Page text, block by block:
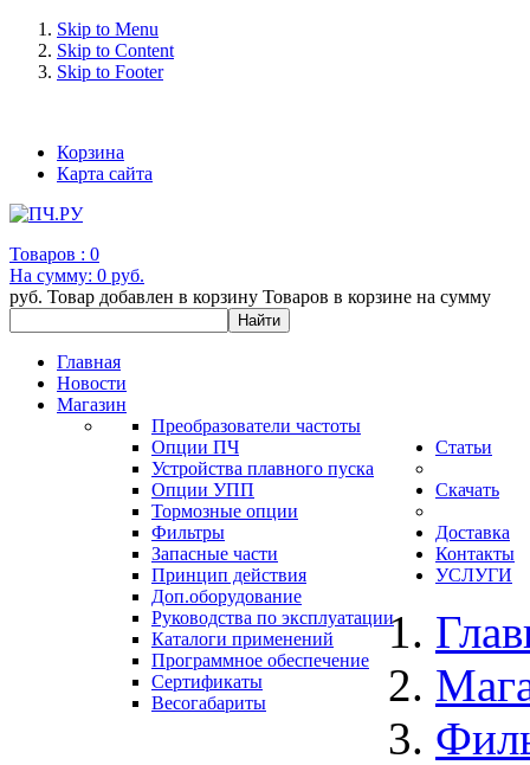
Skip to Menu
Skip to Content
Skip to Footer
Корзина
Карта сайта
Товаров : 0
На сумму: 0 руб.
руб. Товар добавлен в корзину Товаров в корзине на сумму
Главная
Новости
Магазин
Преобразователи частоты
Опции ПЧ
Устройства плавного пуска
Опции УПП
Тормозные опции
Фильтры
Запасные части
Статьи
Принцип действия
Доп.оборудование
Скачать
Руководства по эксплуатации
Каталоги применений
Программное обеспечение
Сертификаты
Весогабариты
Доставка
Контакты
УСЛУГИ